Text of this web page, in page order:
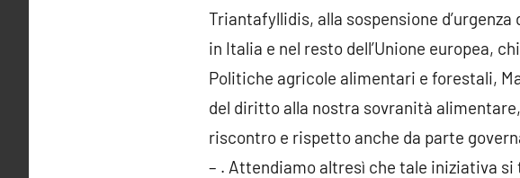
Triantafyllidis, alla sospensione
in Italia e nel resto dell’Unione europea,
Politiche agricole alimentari e forestali,
del diritto alla nostra sovranità
riscontro e rispetto anche da parte
– . Attendiamo altresì che tale iniziativa